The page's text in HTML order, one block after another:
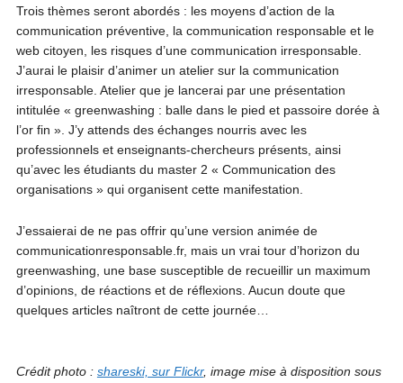
Trois thèmes seront abordés : les moyens d’action de la
communication préventive, la communication responsable et le
web citoyen, les risques d’une communication irresponsable.
J’aurai le plaisir d’animer un atelier sur la communication
irresponsable. Atelier que je lancerai par une présentation
intitulée « greenwashing : balle dans le pied et passoire dorée à
l’or fin ». J’y attends des échanges nourris avec les
professionnels et enseignants-chercheurs présents, ainsi
qu’avec les étudiants du master 2 « Communication des
organisations » qui organisent cette manifestation.
J’essaierai de ne pas offrir qu’une version animée de
communicationresponsable.fr, mais un vrai tour d’horizon du
greenwashing, une base susceptible de recueillir un maximum
d’opinions, de réactions et de réflexions. Aucun doute que
quelques articles naîtront de cette journée…
Crédit photo : shareski, sur Flickr, image mise à disposition sous